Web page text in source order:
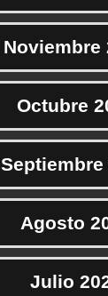
Noviembre
Octubre
Septiembre
Agosto
Julio